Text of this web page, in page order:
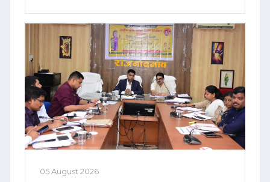
05 August 2026